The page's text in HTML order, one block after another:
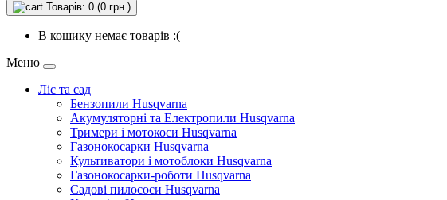
Товарів: 0 (0 грн.)
В кошику немає товарів :(
Меню
Ліс та сад
Бензопили Husqvarna
Акумуляторні та Електропили Husqvarna
Тримери і мотокоси Husqvarna
Газонокосарки Husqvarna
Культиватори і мотоблоки Husqvarna
Газонокосарки-роботи Husqvarna
Садові пилососи Husqvarna